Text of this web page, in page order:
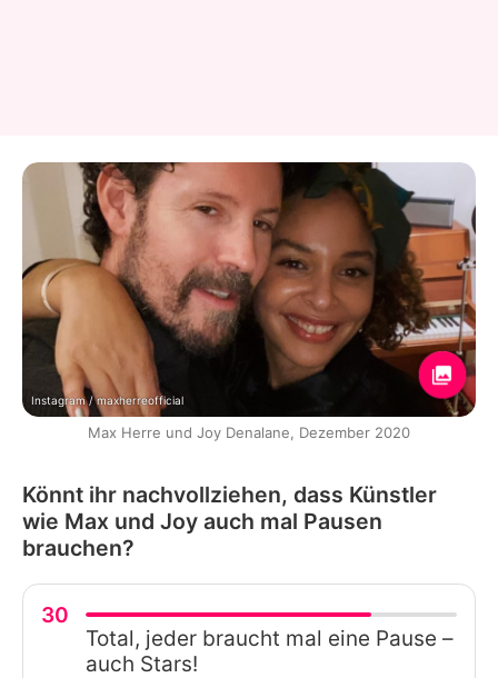
Instagram / maxherreofficial
Max Herre und Joy Denalane, Dezember 2020
Könnt ihr nachvollziehen, dass Künstler
wie Max und Joy auch mal Pausen
brauchen?
30
Total, jeder braucht mal eine Pause –
auch Stars!